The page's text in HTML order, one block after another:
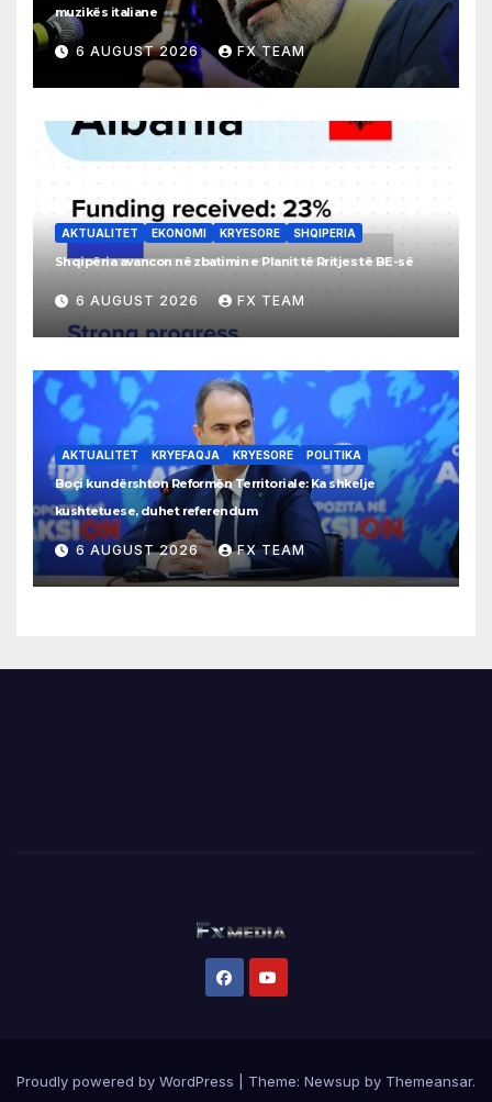
muzikës italiane
6 AUGUST 2026 FX TEAM
AKTUALITET EKONOMI KRYESORE SHQIPERIA
Shqipëria avancon në zbatimin e Planit të Rritjes të BE-së
6 AUGUST 2026 FX TEAM
AKTUALITET KRYEFAQJA KRYESORE POLITIKA
Boçi kundërshton Reformën Territoriale: Ka shkelje
kushtetuese, duhet referendum
6 AUGUST 2026 FX TEAM
Proudly powered by WordPress Theme: Newsup by Themeansar.